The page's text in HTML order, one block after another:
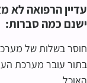
עדיין הרפואה לא
ישנם כמה סברות:
חוסר בשלות של
בתור עובר מערכת